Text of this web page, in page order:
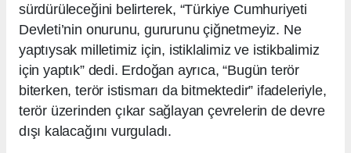
sürdürüleceğini belirterek, “Türkiye Cumhuriyeti
Devleti’nin onurunu, gururunu çiğnetmeyiz. Ne
yaptıysak milletimiz için, istiklalimiz ve istikbalimiz
için yaptık” dedi. Erdoğan ayrıca, “Bugün terör
biterken, terör istismarı da bitmektedir” ifadeleriyle,
terör üzerinden çıkar sağlayan çevrelerin de devre
dışı kalacağını vurguladı.